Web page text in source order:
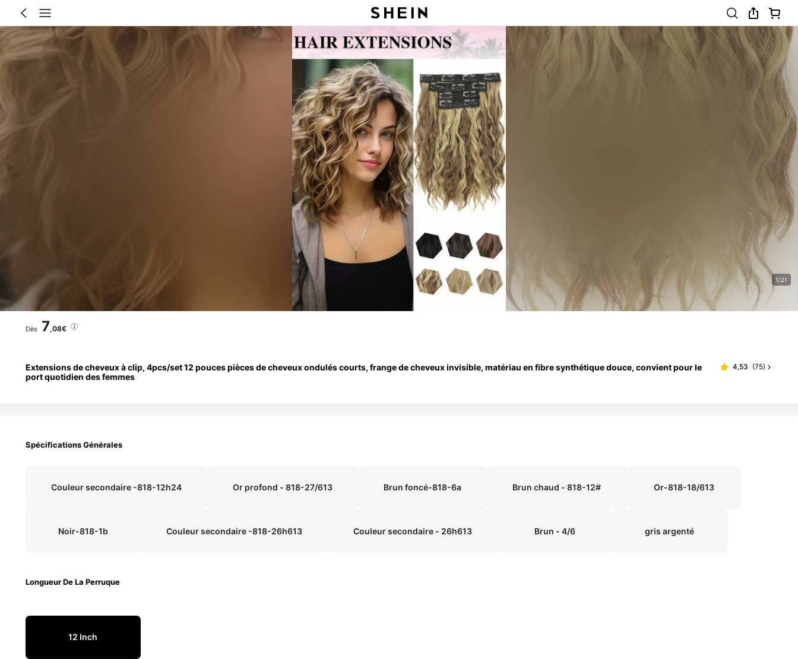
1/21
Dès 7,08€
Extensions de cheveux à clip, 4pcs/set 12 pouces pièces de cheveux ondulés courts, frange de cheveux invisible, matériau en fibre synthétique douce, convient pour le
port quotidien des femmes
4,53 (75)
Spécifications Générales
Couleur secondaire -818-12h24 Or profond - 818-27/613 Brun foncé-818-6a Brun chaud - 818-12# Or-818-18/613
Noir-818-1b Couleur secondaire -818-26h613 Couleur secondaire - 26h613 Brun - 4/6 gris argenté
Longueur De La Perruque
12 Inch